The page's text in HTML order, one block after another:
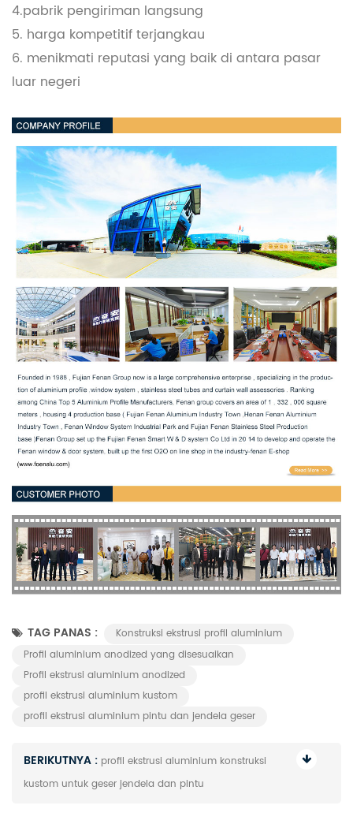
4.pabrik pengiriman langsung
5. harga kompetitif terjangkau
6. menikmati reputasi yang baik di antara pasar
luar negeri
TAG PANAS :
Konstruksi ekstrusi profil aluminium
Profil aluminium anodized yang disesuaikan
Profil ekstrusi aluminium anodized
profil ekstrusi aluminium kustom
profil ekstrusi aluminium pintu dan jendela geser
BERIKUTNYA : profil ekstrusi aluminium konstruksi
kustom untuk geser jendela dan pintu